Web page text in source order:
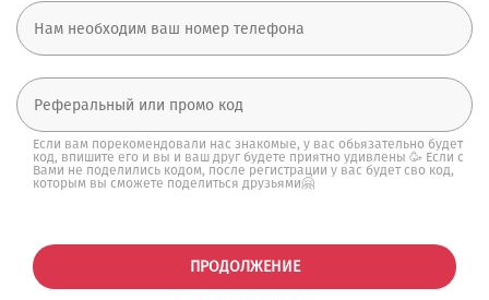
Если вам порекомендовали нас знакомые, у вас обьязательно будет
код, впишите его и вы и ваш друг будете приятно удивлены 🥳 Если с
Вами не поделились кодом, после регистрации у вас будет сво код,
которым вы сможете поделиться друзьями🤗
ПРОДОЛЖЕНИЕ